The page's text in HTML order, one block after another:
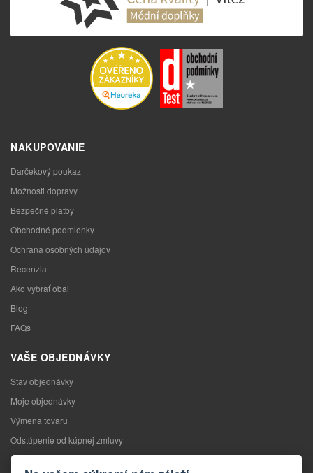
NAKUPOVANIE
Darčekový poukaz
Možnosti dopravy
Bezpečné platby
Obchodné podmienky
Ochrana osobných údajov
Recenzia
Ako vybrať obal
Blog
FAQs
VAŠE OBJEDNÁVKY
Stav objednávky
Moje objednávky
Výmena tovaru
Odstúpenie od kúpnej zmluvy
Reklamácia